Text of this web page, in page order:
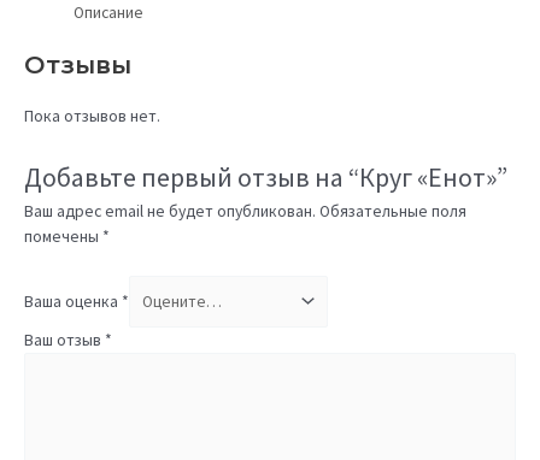
Описание
Отзывы
Пока отзывов нет.
Добавьте первый отзыв на “Круг «Енот»”
Ваш адрес email не будет опубликован. Обязательные поля
помечены *
Ваша оценка *
Ваш отзыв *